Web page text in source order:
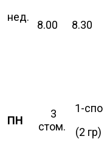
нед.
8.00 8.30
ПН
3
стом.
1-спо
(2 гр)